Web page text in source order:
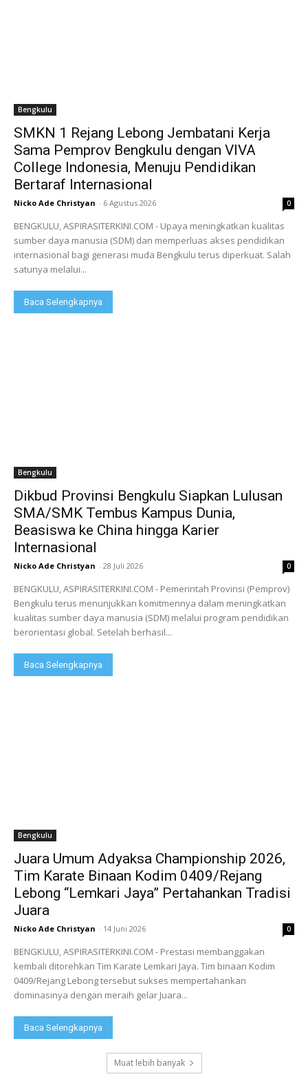
Bengkulu
SMKN 1 Rejang Lebong Jembatani Kerja
Sama Pemprov Bengkulu dengan VIVA
College Indonesia, Menuju Pendidikan
Bertaraf Internasional
Nicko Ade Christyan - 6 Agustus 2026 0
BENGKULU, ASPIRASITERKINI.COM - Upaya meningkatkan kualitas
sumber daya manusia (SDM) dan memperluas akses pendidikan
internasional bagi generasi muda Bengkulu terus diperkuat. Salah
satunya melalui...
Baca Selengkapnya
Bengkulu
Dikbud Provinsi Bengkulu Siapkan Lulusan
SMA/SMK Tembus Kampus Dunia,
Beasiswa ke China hingga Karier
Internasional
Nicko Ade Christyan - 28 Juli 2026 0
BENGKULU, ASPIRASITERKINI.COM - Pemerintah Provinsi (Pemprov)
Bengkulu terus menunjukkan komitmennya dalam meningkatkan
kualitas sumber daya manusia (SDM) melalui program pendidikan
berorientasi global. Setelah berhasil...
Baca Selengkapnya
Bengkulu
Juara Umum Adyaksa Championship 2026,
Tim Karate Binaan Kodim 0409/Rejang
Lebong “Lemkari Jaya” Pertahankan Tradisi
Juara
Nicko Ade Christyan - 14 Juni 2026 0
BENGKULU, ASPIRASITERKINI.COM - Prestasi membanggakan
kembali ditorehkan Tim Karate Lemkari Jaya. Tim binaan Kodim
0409/Rejang Lebong tersebut sukses mempertahankan
dominasinya dengan meraih gelar Juara...
Baca Selengkapnya
Muat lebih banyak